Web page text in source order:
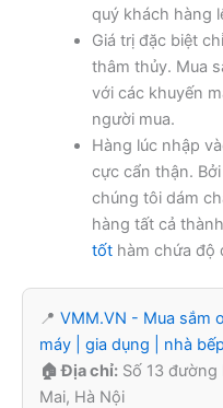
quý khách hàng
Giá trị đặc biệt
thâm thủy. Mua
với các khuyến
người mua.
Hàng lúc nhập
cực cẩn thận.
chúng tôi dám
hàng tất cả
tốthàm chứa độ
📍 VMM.VN - Mua sắm
máy | gia dụng | nhà
🏠 Địa chỉ: Số 13
Mai, Hà Nội